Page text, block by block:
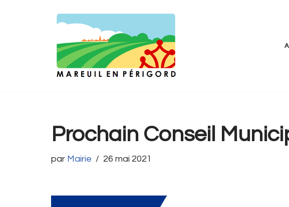
Prochain Conseil
par Mairie 26 mai 2021